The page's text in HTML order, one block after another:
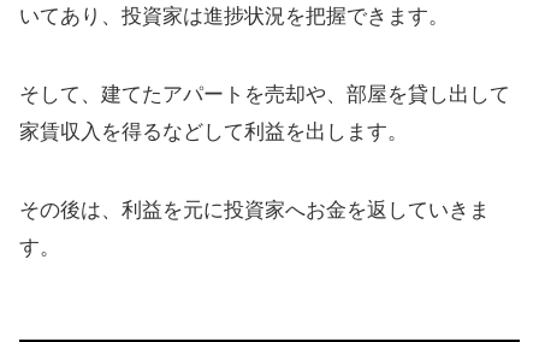
いてあり、投資家は進捗状況を把握できます。
そして、建てたアパートを売却や、部屋を貸し出して
家賃収入を得るなどして利益を出します。
その後は、利益を元に投資家へお金を返していきま
す。